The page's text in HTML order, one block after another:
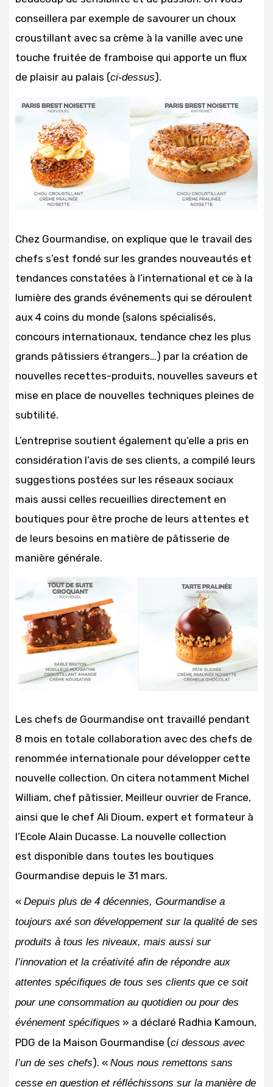
conseillera par exemple de savourer un choux
croustillant avec sa crème à la vanille avec une
touche fruitée de framboise qui apporte un flux
de plaisir au palais (ci-dessus).
Chez Gourmandise, on explique que le travail des
chefs s’est fondé sur les grandes nouveautés et
tendances constatées à l’international et ce à la
lumière des grands événements qui se déroulent
aux 4 coins du monde (salons spécialisés,
concours internationaux, tendance chez les plus
grands pâtissiers étrangers…) par la création de
nouvelles recettes-produits, nouvelles saveurs et
mise en place de nouvelles techniques pleines de
subtilité.
L’entreprise soutient également qu’elle a pris en
considération l’avis de ses clients, a compilé leurs
suggestions postées sur les réseaux sociaux
mais aussi celles recueillies directement en
boutiques pour être proche de leurs attentes et
de leurs besoins en matière de pâtisserie de
manière générale.
Les chefs de Gourmandise ont travaillé pendant
8 mois en totale collaboration avec des chefs de
renommée internationale pour développer cette
nouvelle collection. On citera notamment Michel
William, chef pâtissier, Meilleur ouvrier de France,
ainsi que le chef Ali Dioum, expert et formateur à
l’Ecole Alain Ducasse. La nouvelle collection
est disponible dans toutes les boutiques
Gourmandise depuis le 31 mars.
« Depuis plus de 4 décennies, Gourmandise a
toujours axé son développement sur la qualité de ses
produits à tous les niveaux, mais aussi sur
l’innovation et la créativité afin de répondre aux
attentes spécifiques de tous ses clients que ce soit
pour une consommation au quotidien ou pour des
événement spécifiques » a déclaré Radhia Kamoun,
PDG de la Maison Gourmandise (ci dessous avec
l’un de ses chefs). « Nous nous remettons sans
cesse en question et réfléchissons sur la manière de